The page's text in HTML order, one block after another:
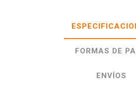
FORMAS DE
ENVÍOS